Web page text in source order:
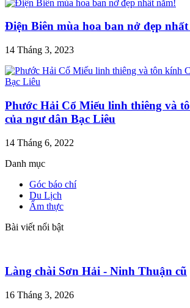
Điện Biên mùa hoa ban nở đẹp
14 Tháng 3, 2023
Phước Hải Cổ Miếu linh thiêng và
của ngư dân Bạc Liêu
14 Tháng 6, 2022
Danh mục
Góc báo chí
Du Lịch
Ẩm thực
Bài viết nổi bật
Làng chài Sơn Hải - Ninh Thuận cũ
16 Tháng 3, 2026